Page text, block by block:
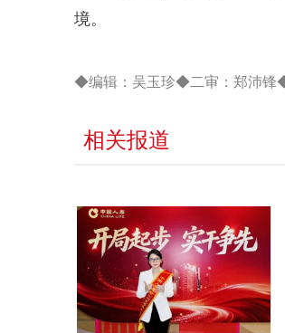
境。
◆编辑：吴玉珍◆二审：郑沛锋
相关报道